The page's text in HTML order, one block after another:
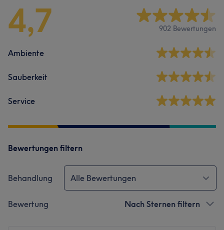
4,7 902 Bewertungen
Ambiente
Sauberkeit
Service
Bewertungen filtern
Behandlung Alle Bewertungen
Bewertung Nach Sternen filtern